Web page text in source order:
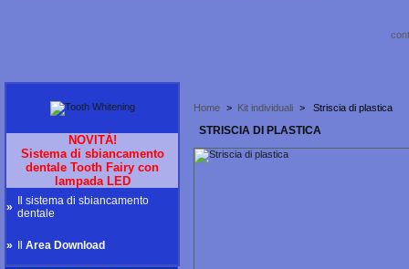
NOVITÀ!
Sistema di sbiancamento
dentale Tooth Fairy con
lampada LED
»
Il sistema di sbiancamento
dentale
» Area Download
Home > Kit individuali > Striscia di plastica
STRISCIA DI PLASTICA